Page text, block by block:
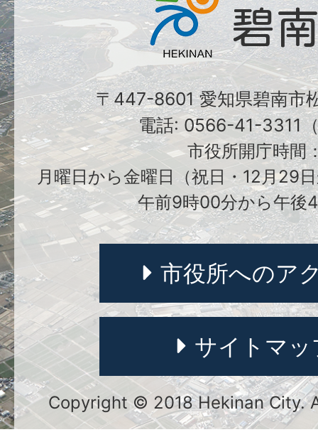
〒447-8601 愛知県碧南市
電話: 0566-41-3311
市役所開庁時間
月曜日から金曜日（祝日・12月29
午前9時00分から午後
市役所へのア
サイトマッ
Copyright © 2018 Hekinan City.